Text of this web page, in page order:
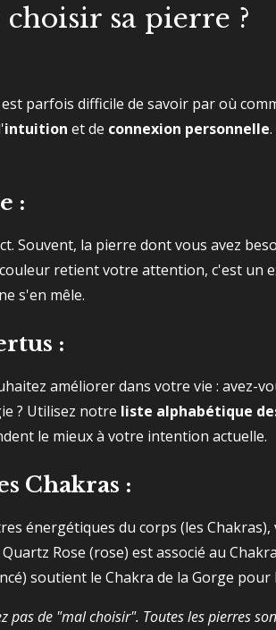
sa pierre ?
parfois difficile de savoir par où
intuition et de connexion personnelle
:
Souvent, la pierre dont vous avez
retient votre attention, c'est un
s'en mêle.
:
améliorer dans votre vie : avez-
? Utilisez notre liste alphabétique
le mieux à votre intention actuelle.
Chakras :
énergétiques du corps (les
Rose (rose) est associé au
soutient le Chakra de la Gorge pour
pas de "mal choisir". Toutes les pierres